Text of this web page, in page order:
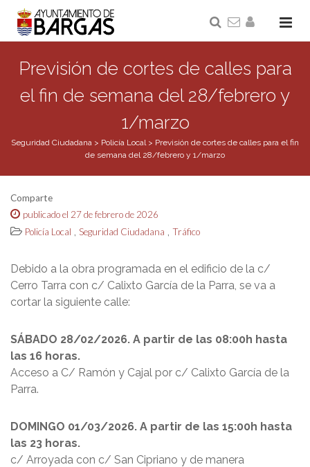
Previsión de cortes de calles para
el fin de semana del 28/febrero y
1/marzo
Seguridad Ciudadana > Policía Local> Previsión de cortes de calles para el fin
de semana del 28/febrero y 1/marzo
Comparte
publicado el 27 de febrero de 2026
Policía Local , Seguridad Ciudadana , Tráfico
Debido a la obra programada en el edificio de la c/
Cerro Tarra con c/ Calixto García de la Parra, se va a
cortar la siguiente calle:
SÁBADO 28/02/2026. A partir de las 08:00h hasta
las 16 horas.
Acceso a C/ Ramón y Cajal por c/ Calixto García de la
Parra.
DOMINGO 01/03/2026. A partir de las 15:00h hasta
las 23 horas.
c/ Arroyada con c/ San Cipriano y de manera